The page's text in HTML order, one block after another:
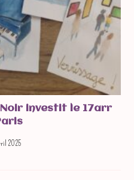
Noir investit le 17arr
2025